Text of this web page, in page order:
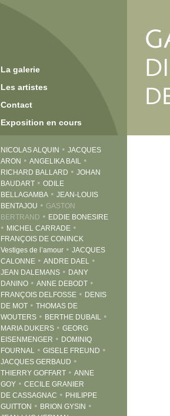
La galerie
Les artistes
Contact
Exposition en cours
NICOLAS ALQUIN • JACQUES
ARON • ANGELIKA BAIL •
RICHARD BALLARD • JOHAN
BAUDART • ODILE
BELLAGAMBA • JEAN-LOUIS
BENTAJOU • GASTON
BERTRAND • EDDIE BONESIRE
• MICHEL CARRADE •
FRANÇOIS DE CONINCK
Vestiges de l’amour • JACQUES
CALONNE • ANDRE DAEL •
JEAN DALEMANS • DANY
DANINO • ANNE DEBODT •
FRANÇOIS DELFOSSE • DENIS
DE MOT • THOMAS DE
WOUTERS • BERTHE DUBAIL •
MARIA DUKERS • GEORG
EISENMENGER • DOMINIQ
FOURNAL • GISELE FREUND •
JACQUES GERBAUD •
THIERRY GOFFART • ANNE
GOY • CECILE GRANIER
DE CASSAGNAC • PHILIPPE
GUITTON • BRION GYSIN •